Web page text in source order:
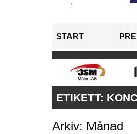
START
ETIKETT:
Arkiv: Månad